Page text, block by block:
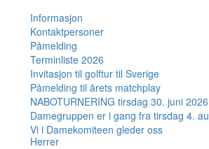
Informasjon
Kontaktpersoner
Påmelding
Terminliste 2026
Invitasjon til golftur til Sverige
Påmelding til årets matchplay
NABOTURNERING tirsdag 30. juni 2026
Damegruppen er i gang fra tirsdag 4.
Vi i Damekomiteen gleder oss
Herrer